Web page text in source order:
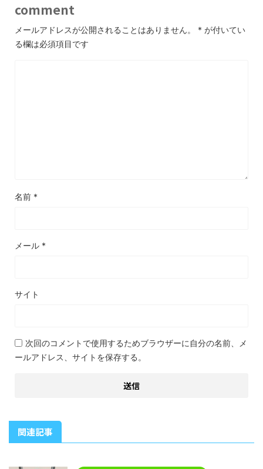
comment
メールアドレスが公開されることはありません。 * が付いてい
る欄は必須項目です
名前 *
メール *
サイト
次回のコメントで使用するためブラウザーに自分の名前、メ
ールアドレス、サイトを保存する。
関連記事